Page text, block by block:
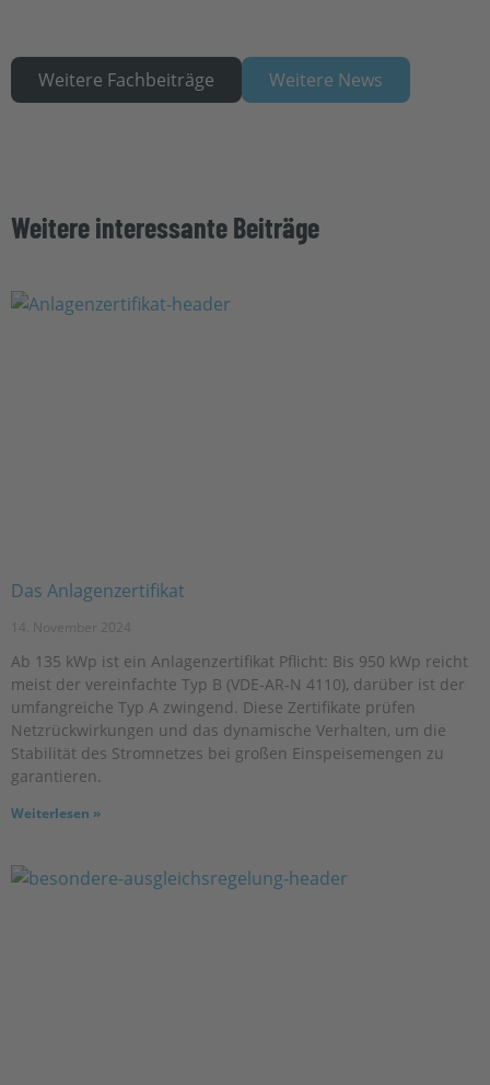
Weitere Fachbeiträge Weitere News
Weitere interessante Beiträge
Das Anlagenzertifikat
14. November 2024
Ab 135 kWp ist ein Anlagenzertifikat Pflicht: Bis 950 kWp reicht
meist der vereinfachte Typ B (VDE-AR-N 4110), darüber ist der
umfangreiche Typ A zwingend. Diese Zertifikate prüfen
Netzrückwirkungen und das dynamische Verhalten, um die
Stabilität des Stromnetzes bei großen Einspeisemengen zu
garantieren.
Weiterlesen »